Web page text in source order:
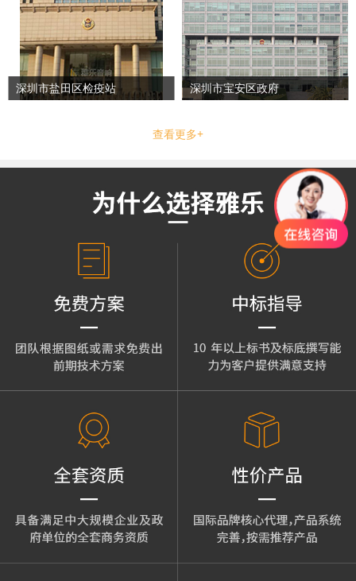
深圳市盐田区检疫站 深圳市宝安区政府
查看更多+